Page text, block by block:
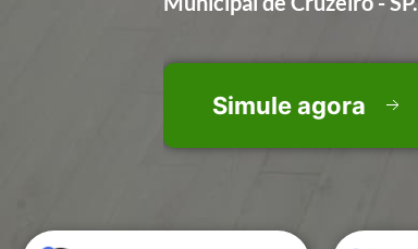
Simule agora